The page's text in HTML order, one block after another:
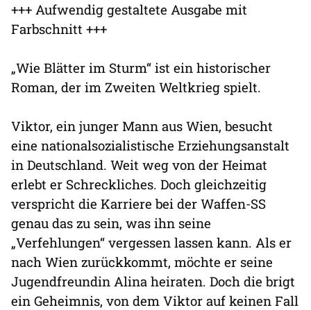
+++ Aufwendig gestaltete Ausgabe mit
Farbschnitt +++
„Wie Blätter im Sturm“ ist ein historischer
Roman, der im Zweiten Weltkrieg spielt.
Viktor, ein junger Mann aus Wien, besucht
eine nationalsozialistische Erziehungsanstalt
in Deutschland. Weit weg von der Heimat
erlebt er Schreckliches. Doch gleichzeitig
verspricht die Karriere bei der Waffen-SS
genau das zu sein, was ihn seine
„Verfehlungen“ vergessen lassen kann. Als er
nach Wien zurückkommt, möchte er seine
Jugendfreundin Alina heiraten. Doch die brigt
ein Geheimnis, von dem Viktor auf keinen Fall